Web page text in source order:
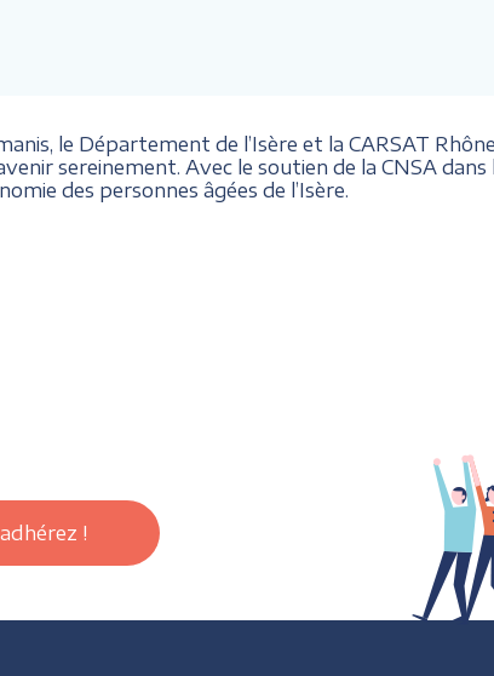
le Département de l’Isère et la CARSAT
sereinement. Avec le soutien de la CNSA dans
des personnes âgées de l’Isère.
!